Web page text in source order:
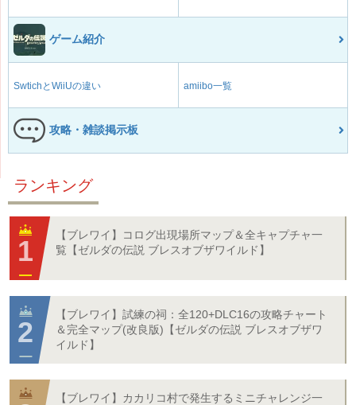
ゲーム紹介
SwtichとWiiUの違い amiibo一覧
攻略・雑談掲示板
ランキング
【ブレワイ】コログ出現場所マップ＆全キャプチャ一
覧【ゼルダの伝説 ブレスオブザワイルド】
【ブレワイ】試練の祠：全120+DLC16の攻略チャート
＆完全マップ(改良版)【ゼルダの伝説 ブレスオブザワ
イルド】
【ブレワイ】カカリコ村で発生するミニチャレンジ一